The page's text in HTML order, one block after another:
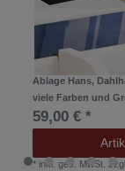
Ablage Hans,
viele Farben und
59,00 € *
* inkl. ges. MwSt.